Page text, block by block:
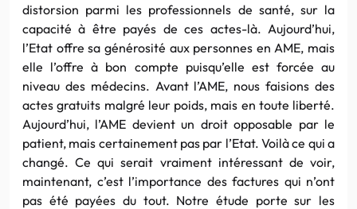
distorsion parmi les professionnels de santé, sur la
capacité à être payés de ces actes-là. Aujourd’hui,
l’Etat offre sa générosité aux personnes en AME, mais
elle l’offre à bon compte puisqu’elle est forcée au
niveau des médecins. Avant l’AME, nous faisions des
actes gratuits malgré leur poids, mais en toute liberté.
Aujourd’hui, l’AME devient un droit opposable par le
patient, mais certainement pas par l’Etat. Voilà ce qui a
changé. Ce qui serait vraiment intéressant de voir,
maintenant, c’est l’importance des factures qui n’ont
pas été payées du tout. Notre étude porte sur les